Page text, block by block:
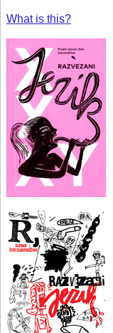
What is this?